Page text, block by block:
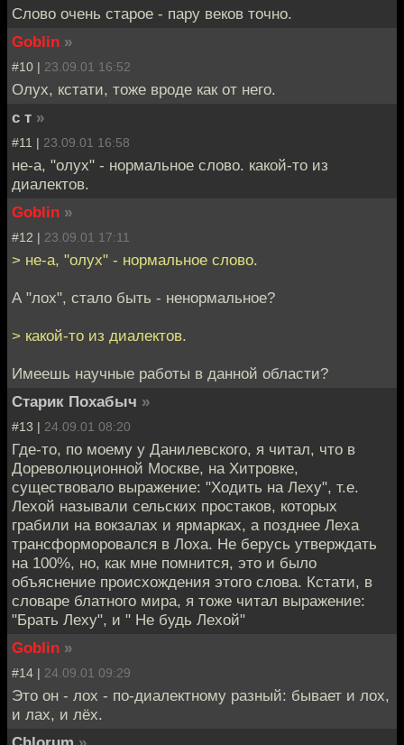
Слово очень старое - пару веков точно.
Goblin »
#10 | 23.09.01 16:52
Олух, кстати, тоже вроде как от него.
с т »
#11 | 23.09.01 16:58
не-а, "олух" - нормальное слово. какой-то из
диалектов.
Goblin »
#12 | 23.09.01 17:11
> не-а, "олух" - нормальное слово.
А "лох", стало быть - ненормальное?
> какой-то из диалектов.
Имеешь научные работы в данной области?
Старик Похабыч »
#13 | 24.09.01 08:20
Где-то, по моему у Данилевского, я читал, что в
Дореволюционной Москве, на Хитровке,
существовало выражение: "Ходить на Леху", т.е.
Лехой называли сельских простаков, которых
грабили на вокзалах и ярмарках, а позднее Леха
трансформоровался в Лоха. Не берусь утверждать
на 100%, но, как мне помнится, это и было
объяснение происхождения этого слова. Кстати, в
словаре блатного мира, я тоже читал выражение:
"Брать Леху", и " Не будь Лехой"
Goblin »
#14 | 24.09.01 09:29
Это он - лох - по-диалектному разный: бывает и лох,
и лах, и лёх.